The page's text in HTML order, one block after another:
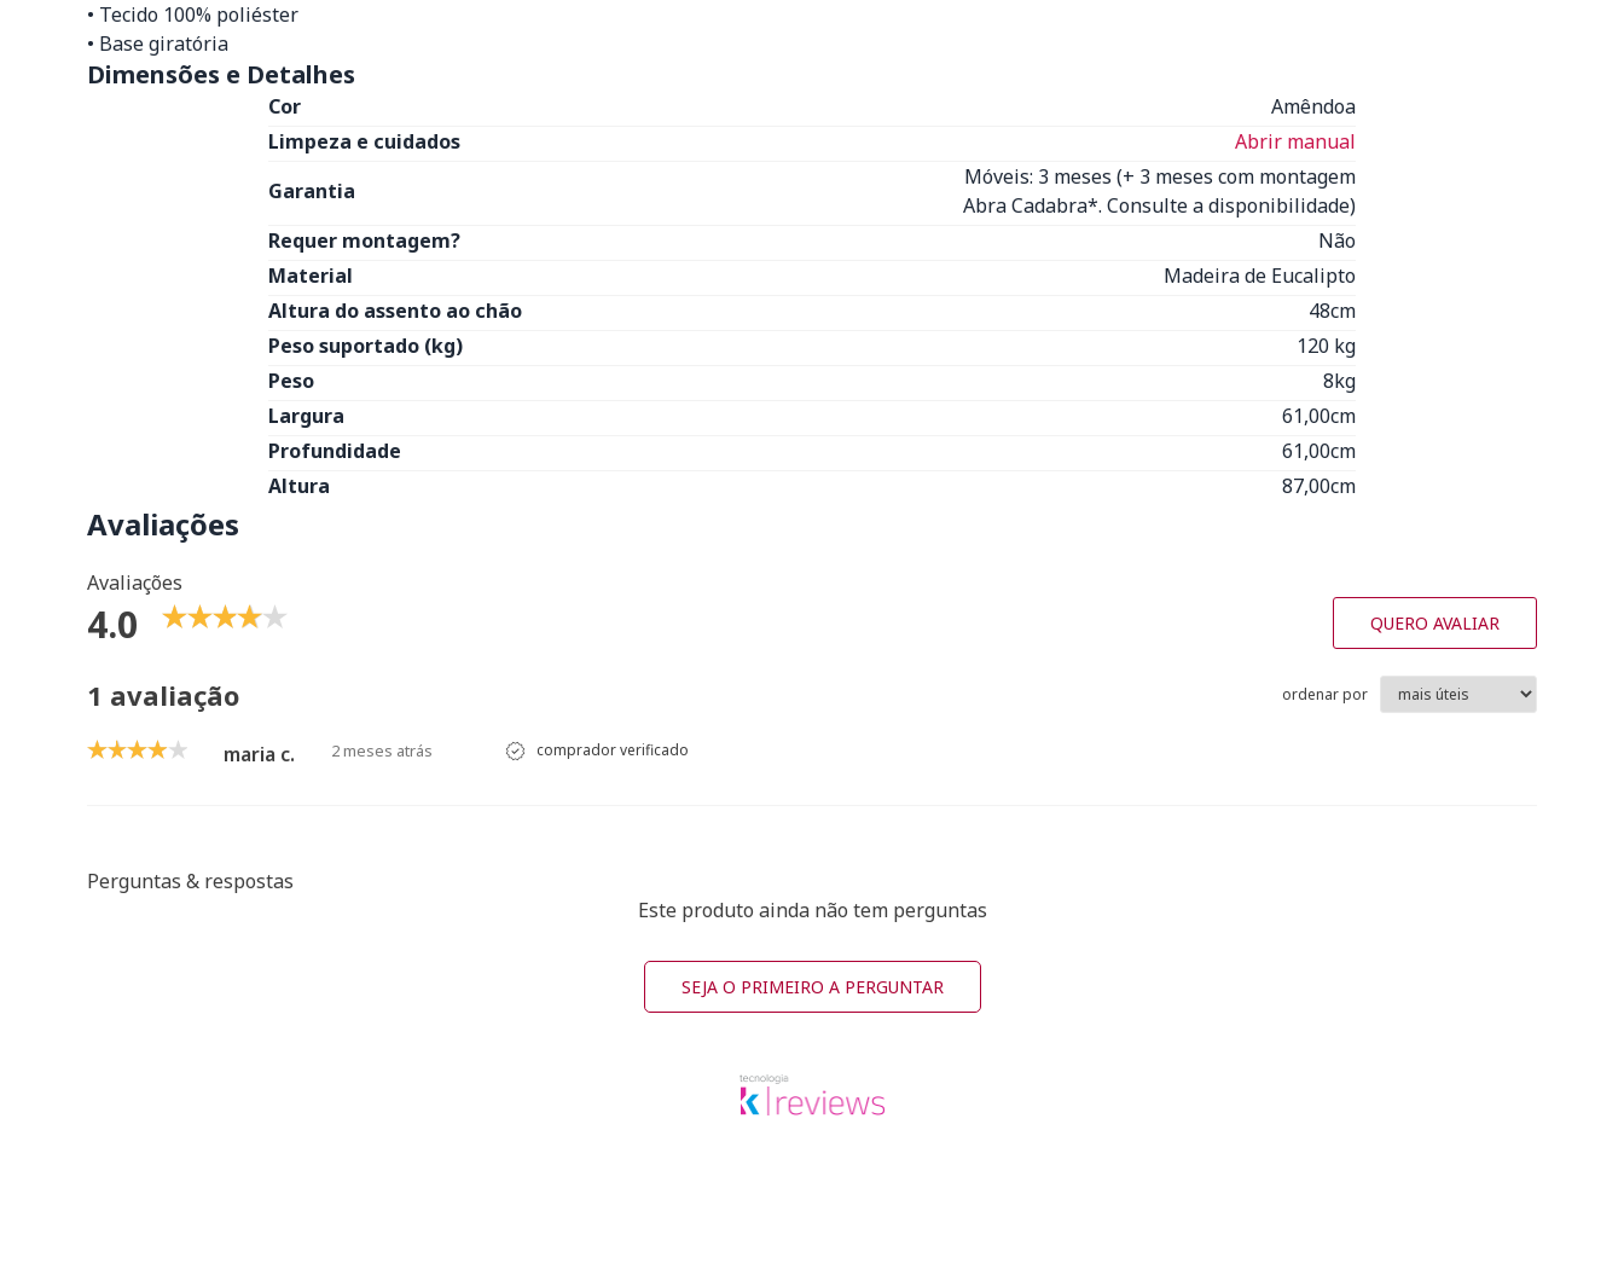
• Tecido 100% poliéster
• Base giratória
Dimensões e Detalhes
Cor
Amêndoa
Limpeza e cuidados
Abrir manual
Garantia
Móveis: 3 meses (+ 3 meses com montagem
Abra Cadabra*. Consulte a disponibilidade)
Requer montagem?
Não
Material
Madeira de Eucalipto
Altura do assento ao chão
48cm
Peso suportado (kg)
120 kg
Peso
8kg
Largura
61,00cm
Profundidade
61,00cm
Altura
87,00cm
Avaliações
Avaliações
4.0 QUERO AVALIAR
1 avaliação ordenar por
maria c. 2 meses atrás comprador verificado
Perguntas & respostas
Este produto ainda não tem perguntas
SEJA O PRIMEIRO A PERGUNTAR